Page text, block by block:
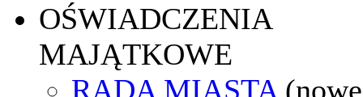
OŚWIADCZENIA
MAJĄTKOWE
RADA MIASTA